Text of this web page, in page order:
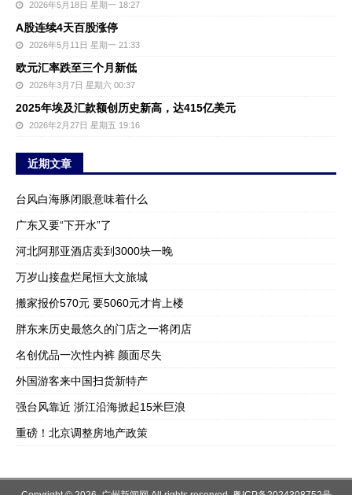
2026年5月18日 星期一 18:27
A股连续4天百股涨停
2026年5月11日 星期一 21:33
欧元汇率跌至三个月新低
2026年3月7日 星期六 00:37
2025年埃及汇款额创历史新高，达415亿美元
2026年2月27日 星期五 19:16
近期文章
台风白海豚闭眼意味着什么
广东又要“下开水”了
河北阿那亚酒店卖到3000块一晚
万岁山接盘烂尾恒大文旅城
搬家报价570元 要5060元才肯上楼
胖东来历史最悠久的门店之一将闭店
名创优品一次性内裤 颜面尽失
外国游客来中国扫货新特产
强台风靠近 浙江沿海掀起15米巨浪
重磅！北京调整房地产政策